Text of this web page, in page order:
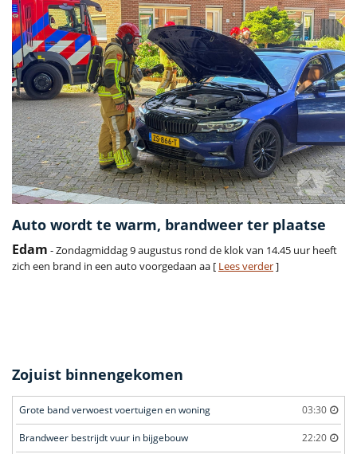
Auto wordt te warm, brandweer ter plaatse
Edam - Zondagmiddag 9 augustus rond de klok van 14.45 uur heeft
zich een brand in een auto voorgedaan aa [ Lees verder]
Zojuist binnengekomen
Grote band verwoest voertuigen en woning 03:30
Brandweer bestrijdt vuur in bijgebouw 22:20